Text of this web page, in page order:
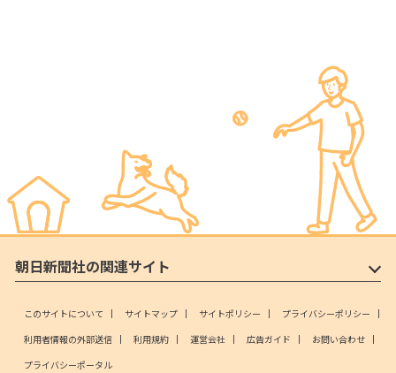
朝日新聞社の関連サイト
このサイトについて サイトマップ サイトポリシー
プライバシーポリシー
利用者情報の外部送信
利用規約 運営会社 広告ガイド
お問い合わせ
プライバシーポータル